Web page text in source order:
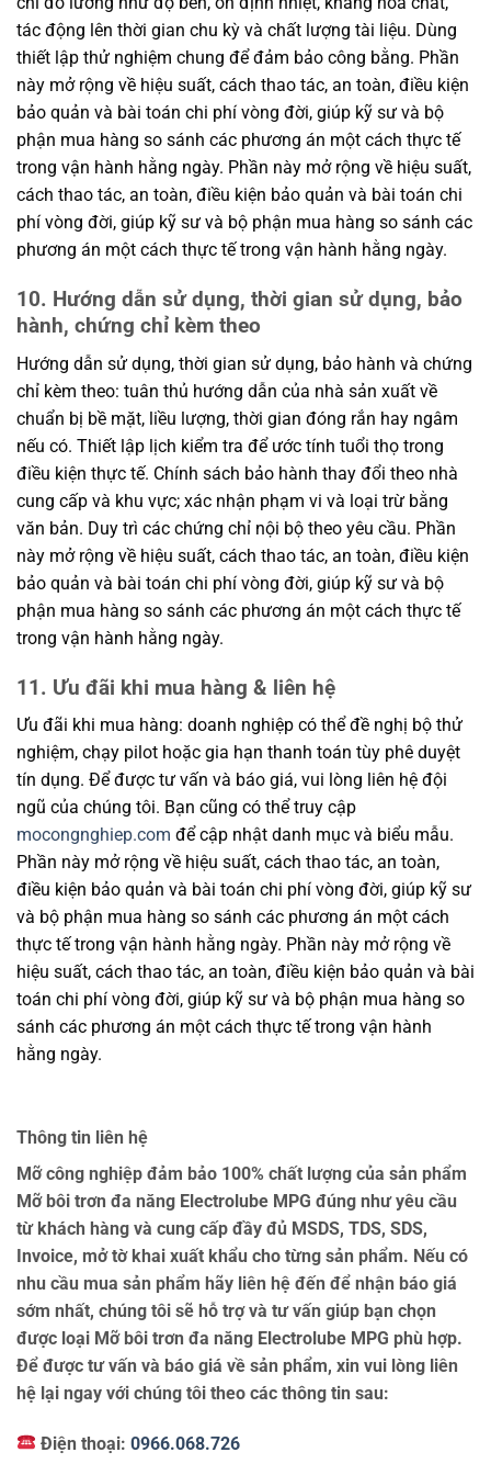
tác động lên thời gian chu kỳ và chất lượng tài liệu. Dùng
thiết lập thử nghiệm chung để đảm bảo công bằng. Phần
này mở rộng về hiệu suất, cách thao tác, an toàn, điều kiện
bảo quản và bài toán chi phí vòng đời, giúp kỹ sư và bộ
phận mua hàng so sánh các phương án một cách thực tế
trong vận hành hằng ngày. Phần này mở rộng về hiệu suất,
cách thao tác, an toàn, điều kiện bảo quản và bài toán chi
phí vòng đời, giúp kỹ sư và bộ phận mua hàng so sánh các
phương án một cách thực tế trong vận hành hằng ngày.
10. Hướng dẫn sử dụng, thời gian sử dụng, bảo
hành, chứng chỉ kèm theo
Hướng dẫn sử dụng, thời gian sử dụng, bảo hành và chứng
chỉ kèm theo: tuân thủ hướng dẫn của nhà sản xuất về
chuẩn bị bề mặt, liều lượng, thời gian đóng rắn hay ngâm
nếu có. Thiết lập lịch kiểm tra để ước tính tuổi thọ trong
điều kiện thực tế. Chính sách bảo hành thay đổi theo nhà
cung cấp và khu vực; xác nhận phạm vi và loại trừ bằng
văn bản. Duy trì các chứng chỉ nội bộ theo yêu cầu. Phần
này mở rộng về hiệu suất, cách thao tác, an toàn, điều kiện
bảo quản và bài toán chi phí vòng đời, giúp kỹ sư và bộ
phận mua hàng so sánh các phương án một cách thực tế
trong vận hành hằng ngày.
11. Ưu đãi khi mua hàng & liên hệ
Ưu đãi khi mua hàng: doanh nghiệp có thể đề nghị bộ thử
nghiệm, chạy pilot hoặc gia hạn thanh toán tùy phê duyệt
tín dụng. Để được tư vấn và báo giá, vui lòng liên hệ đội
ngũ của chúng tôi. Bạn cũng có thể truy cập
mocongnghiep.com để cập nhật danh mục và biểu mẫu.
Phần này mở rộng về hiệu suất, cách thao tác, an toàn,
điều kiện bảo quản và bài toán chi phí vòng đời, giúp kỹ sư
và bộ phận mua hàng so sánh các phương án một cách
thực tế trong vận hành hằng ngày. Phần này mở rộng về
hiệu suất, cách thao tác, an toàn, điều kiện bảo quản và bài
toán chi phí vòng đời, giúp kỹ sư và bộ phận mua hàng so
sánh các phương án một cách thực tế trong vận hành
hằng ngày.
Thông tin liên hệ
Mỡ công nghiệp đảm bảo 100% chất lượng của sản phẩm
Mỡ bôi trơn đa năng Electrolube MPG đúng như yêu cầu
từ khách hàng và cung cấp đầy đủ MSDS, TDS, SDS,
Invoice, mở tờ khai xuất khẩu cho từng sản phẩm. Nếu có
nhu cầu mua sản phẩm hãy liên hệ đến để nhận báo giá
sớm nhất, chúng tôi sẽ hỗ trợ và tư vấn giúp bạn chọn
được loại Mỡ bôi trơn đa năng Electrolube MPG phù hợp.
Để được tư vấn và báo giá về sản phẩm, xin vui lòng liên
hệ lại ngay với chúng tôi theo các thông tin sau:
Điện thoại:0966.068.726